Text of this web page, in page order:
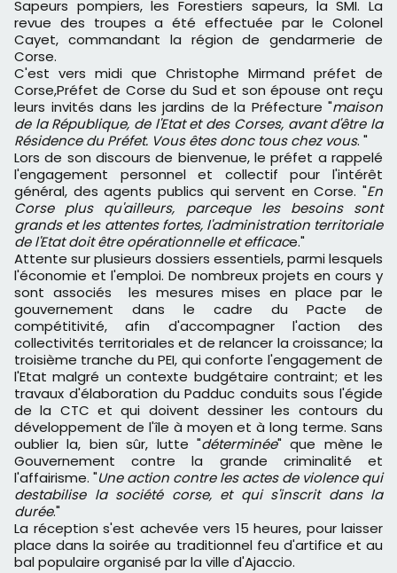
Sapeurs pompiers, les Forestiers sapeurs, la SMI. La
revue des troupes a été effectuée par le Colonel
Cayet, commandant la région de gendarmerie de
Corse.
C'est vers midi que Christophe Mirmand préfet de
Corse,Préfet de Corse du Sud et son épouse ont reçu
leurs invités dans les jardins de la Préfecture "maison
de la République, de l'Etat et des Corses, avant d'être la
Résidence du Préfet. Vous êtes donc tous chez vous. "
Lors de son discours de bienvenue, le préfet a rappelé
l'engagement personnel et collectif pour l'intérêt
général, des agents publics qui servent en Corse. "En
Corse plus qu'ailleurs, parceque les besoins sont
grands et les attentes fortes, l'administration territoriale
de l'Etat doit être opérationnelle et efficace."
Attente sur plusieurs dossiers essentiels, parmi lesquels
l'économie et l'emploi. De nombreux projets en cours y
sont associés les mesures mises en place par le
gouvernement dans le cadre du Pacte de
compétitivité, afin d'accompagner l'action des
collectivités territoriales et de relancer la croissance; la
troisième tranche du PEI, qui conforte l'engagement de
l'Etat malgré un contexte budgétaire contraint; et les
travaux d'élaboration du Padduc conduits sous l'égide
de la CTC et qui doivent dessiner les contours du
développement de l'île à moyen et à long terme. Sans
oublier la, bien sûr, lutte "déterminée" que mène le
Gouvernement contre la grande criminalité et
l'affairisme. "Une action contre les actes de violence qui
destabilise la société corse, et qui s'inscrit dans la
durée."
La réception s'est achevée vers 15 heures, pour laisser
place dans la soirée au traditionnel feu d'artifice et au
bal populaire organisé par la ville d'Ajaccio.